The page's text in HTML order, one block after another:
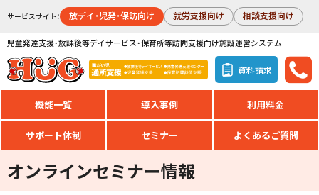
サービスサイト： 放デイ・児発・保訪向け 就労支援向け 相談支援向け
児童発達支援・放課後等デイサービス・保育所等訪問支援向け施設運営システム
資料請求
機能一覧 導入事例 利用料金
サポート体制 セミナー よくあるご質問
オンラインセミナー情報